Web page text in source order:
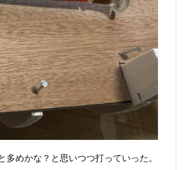
めかな？と思いつつ打っていった。